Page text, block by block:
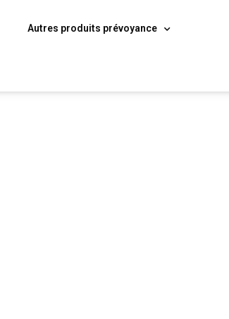
Autres produits prévoyance